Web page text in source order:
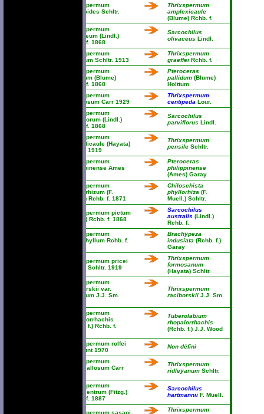
Thrixspermum
oeonioides Schltr.
Thrixspermum
amplexicaule
(Blume) Rchb. f.
Thrixspermum
olivaceum (Lindl.)
Rchb. f. 1868
Sarcochilus
olivaceus Lindl.
Thrixspermum
oreadum Schltr. 1913
Thrixspermum
graeffei Rchb. f.
Thrixspermum
pallidum (Blume)
Rchb. f. 1868
Pteroceras
pallidum (Blume)
Holttum
Thrixspermum
papillosum Carr 1929
Thrixspermum
centipeda Lour.
Thrixspermum
parviflorum (Lindl.)
Rchb. f. 1868
Sarcochilus
parviflorus Lindl.
Thrixspermum
pendulicaule (Hayata)
Schltr. 1919
Thrixspermum
pensile Schltr.
Thrixspermum
philippinense Ames
Pteroceras
philippinense
(Ames) Garay
Thrixspermum
phyllorhizum (F.
Muell.) Rchb. f. 1871
Chiloschista
phyllorhiza (F.
Muell.) Schltr.
Thrixspermum pictum
(Lindl.) Rchb. f. 1868
Sarcochilus
australis (Lindl.)
Rchb. f.
Thrixspermum
platyphyllum Rchb. f.
Brachypeza
indusiata (Rchb. f.)
Garay
Thrixspermum pricei
(Rolfe) Schltr. 1919
Thrixspermum
formosanum
(Hayata) Schltr.
Thrixspermum
raciborskii var.
hamatum J.J. Sm.
Thrixspermum
raciborskii J.J. Sm.
Thrixspermum
rhopalorrhachis
(Rchb. f.) Rchb. f.
Tuberolabium
rhopalorrhachis
(Rchb. f.) J.J. Wood
Thrixspermum rolfei
P.F. Hunt 1970
Non défini
Thrixspermum
rubrocallosum Carr
Thrixspermum
ridleyanum Schltr.
Thrixspermum
rubrocentrum (Fitzg.)
Rchb. f. 1887
Sarcochilus
hartmannii F. Muell.
Thrixspermum sasaoi
Thrixspermum